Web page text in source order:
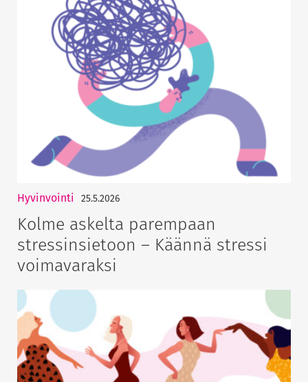
Hyvinvointi 25.5.2026
Kolme askelta parempaan
stressinsietoon – Käännä stressi
voimavaraksi